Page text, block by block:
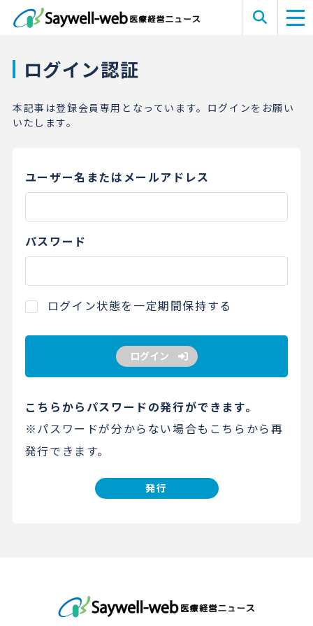
ログイン認証
本記事は登録会員専用となっています。ログインをお願い
いたします。
ユーザー名またはメールアドレス
パスワード
ログイン状態を一定期間保持する
ログイン
こちらからパスワードの発行ができます。
※パスワードが分からない場合もこちらから再
発行できます。
発行